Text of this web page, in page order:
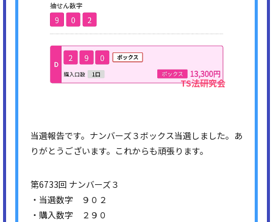
当選報告です。ナンバーズ３ボックス当選しました。あ
りがとうございます。これからも頑張ります。
第6733回 ナンバーズ３
・当選数字 ９０２
・購入数字 ２９０